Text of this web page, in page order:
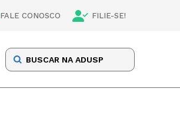
FALE CONOSCO FILIE-SE!